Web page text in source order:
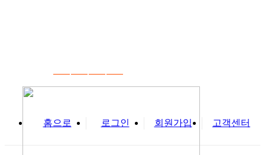
홈으로 로그인 회원가입 고객센터